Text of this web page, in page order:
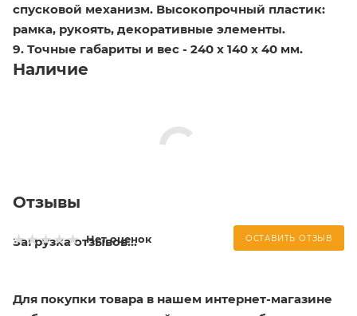
спусковой механизм. Высокопрочный пластик:
рамка, рукоять, декоративные элементы.
9. Точные габариты и вес - 240 x 140 x 40 мм.
Наличие
Отзывы
Нет оценок ОСТАВИТЬ ОТЗЫВ
Загрузка отзывов...
Для покупки товара в нашем интернет-магазине